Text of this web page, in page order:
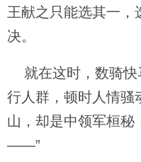
王献之只能选其一，
决。
就在这时，数骑快
行人群，顿时人情骚
山，却是中领军桓
——”